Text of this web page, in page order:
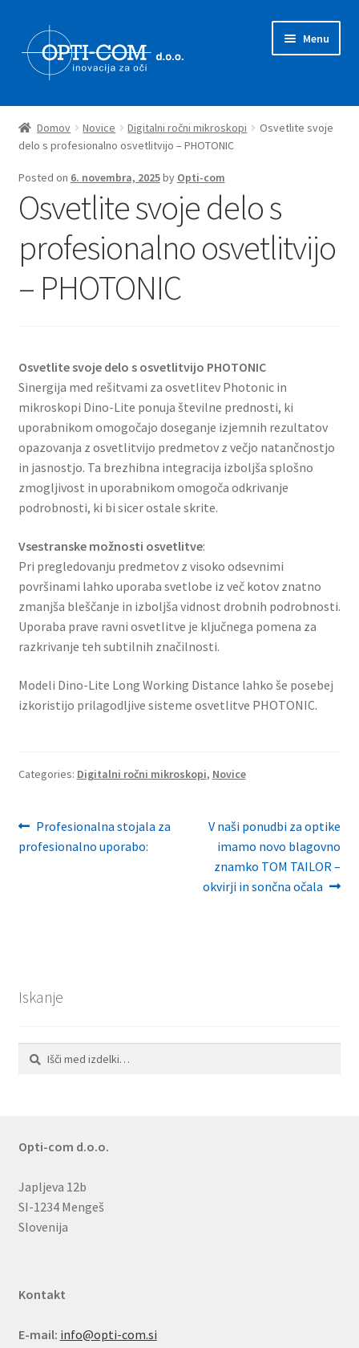
Skip
to
navigation
Skip
to
content
Menu
Prodajni program
child
Novice
Kontakt
Domov Novice Digitalni ročni mikroskopi
Osvetlite svoje
delo s profesionalno osvetlitvijo – PHOTONIC
Posted on 6. novembra, 2025by Opti-com
Osvetlite svoje delo s
profesionalno osvetlitvijo
– PHOTONIC
Osvetlite svoje delo s osvetlitvijo PHOTONIC
Sinergija med rešitvami za osvetlitev Photonic in
mikroskopi Dino-Lite ponuja številne prednosti, ki
uporabnikom omogočajo doseganje izjemnih rezultatov
opazovanja z osvetlitvijo predmetov z večjo natančnostjo
in jasnostjo. Ta brezhibna integracija izboljša splošno
zmogljivost in uporabnikom omogoča odkrivanje
podrobnosti, ki bi sicer ostale skrite.
Vsestranske možnosti osvetlitve:
Pri pregledovanju predmetov z visoko odsevnimi
površinami lahko uporaba svetlobe iz več kotov znatno
zmanjša bleščanje in izboljša vidnost drobnih podrobnosti.
Uporaba prave ravni osvetlitve je ključnega pomena za
razkrivanje teh subtilnih značilnosti.
Modeli Dino-Lite Long Working Distance lahko še posebej
izkoristijo prilagodljive sisteme osvetlitve PHOTONIC.
Categories: Digitalni ročni mikroskopi, Novice
Navigacija
prispevka
Previous
post:
Profesionalna stojala za
profesionalno uporabo:
Next
post:
V naši ponudbi za optike
imamo novo blagovno
znamko TOM TAILOR –
okvirji in sončna očala
Iskanje
Išči:
Iskanje
Opti-com d.o.o.
Japljeva 12b
SI-1234 Mengeš
Slovenija
Kontakt
E-mail: info@opti-com.si